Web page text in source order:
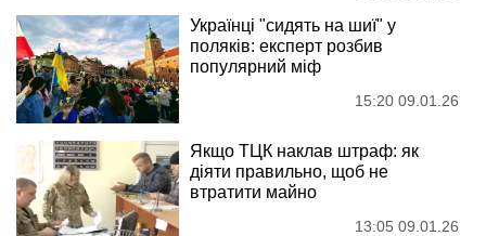
Українці "сидять на шиї" у
поляків: експерт розбив
популярний міф
15:20 09.01.26
Якщо ТЦК наклав штраф: як
діяти правильно, щоб не
втратити майно
13:05 09.01.26